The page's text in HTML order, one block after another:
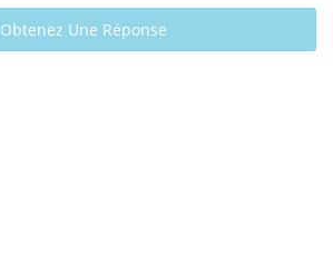
Obtenez Une Réponse